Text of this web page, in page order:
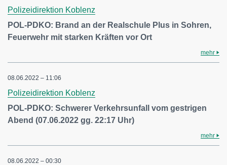
Polizeidirektion Koblenz
POL-PDKO: Brand an der Realschule Plus in Sohren,
Feuerwehr mit starken Kräften vor Ort
mehr
08.06.2022 – 11:06
Polizeidirektion Koblenz
POL-PDKO: Schwerer Verkehrsunfall vom gestrigen
Abend (07.06.2022 gg. 22:17 Uhr)
mehr
08.06.2022 – 00:30